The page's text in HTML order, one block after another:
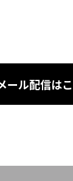
ール配信は